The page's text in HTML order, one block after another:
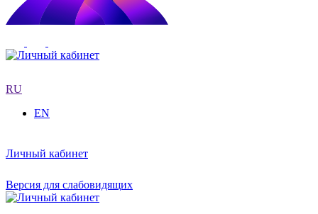
RU
EN
Личный кабинет
Версия для слабовидящих